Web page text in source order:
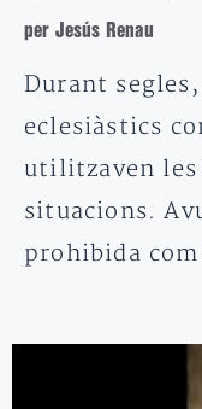
per Jesús Renau
Durant
eclesiàstics
utilitzaven les
situacions.
prohibida